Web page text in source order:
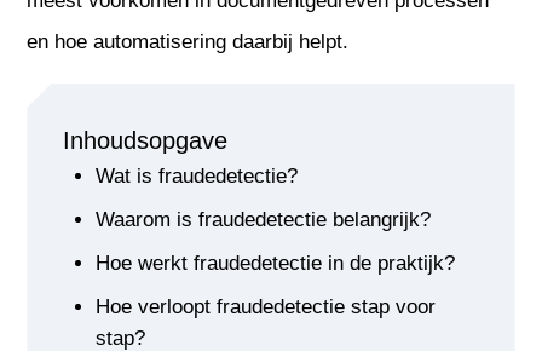
en hoe automatisering daarbij helpt.
Inhoudsopgave
Wat is fraudedetectie?
Waarom is fraudedetectie belangrijk?
Hoe werkt fraudedetectie in de praktijk?
Hoe verloopt fraudedetectie stap voor
stap?